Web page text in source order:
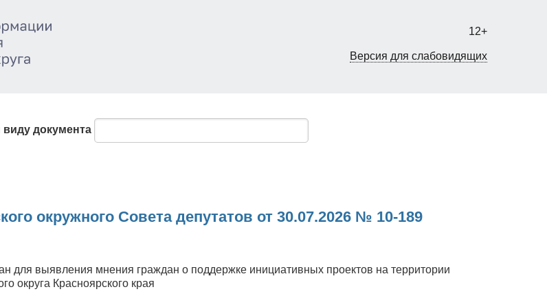
12+
Версия для слабовидящих
виду документа
окружного Совета депутатов от 30.07.2026 № 10-189
для выявления мнения граждан о поддержке инициативных проектов на территории
округа Красноярского края